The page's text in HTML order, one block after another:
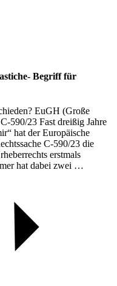
Begriff für
EuGH (Große
590/23 Fast dreißig Jahre
hat der Europäische
C-590/23 die
erstmals
hat dabei zwei …